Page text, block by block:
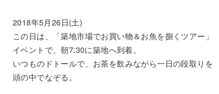
2018年5月26日(土)
この日は、「築地市場でお買い物＆お魚を捌くツアー」
イベントで、朝7:30に築地へ到着。
いつものドトールで、お茶を飲みながら一日の段取りを
頭の中でなぞる。